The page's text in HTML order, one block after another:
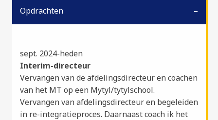
Opdrachten
sept. 2024-heden
Interim-directeur
Vervangen van de afdelingsdirecteur en coachen
van het MT op een Mytyl/tytylschool.
Vervangen van afdelingsdirecteur en begeleiden
in re-integratieproces. Daarnaast coach ik het